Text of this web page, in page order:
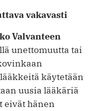
vakavasti
Valvanteen
unettomuutta tai
käytetään
uusia lääkäriä
eivät hänen